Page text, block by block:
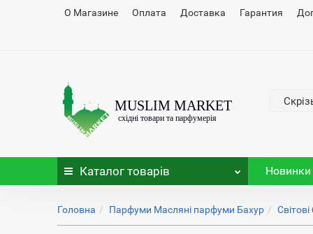
О Магазине Оплата Доставка Гарантия
Каталог товарів Новинки
Головна Парфуми Масляні парфуми Бахур